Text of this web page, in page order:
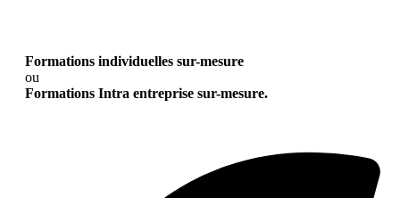
Formations individuelles sur-mesure
ou
Formations Intra entreprise sur-mesure.